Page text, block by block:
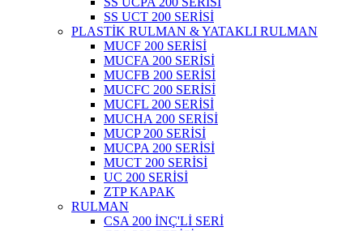
SS UCT 200 SERİSİ
PLASTİK RULMAN & YATAKLI RULMAN
MUCF 200 SERİSİ
MUCFA 200 SERİSİ
MUCFB 200 SERİSİ
MUCFC 200 SERİSİ
MUCFL 200 SERİSİ
MUCHA 200 SERİSİ
MUCP 200 SERİSİ
MUCPA 200 SERİSİ
MUCT 200 SERİSİ
UC 200 SERİSİ
ZTP KAPAK
RULMAN
CSA 200 İNÇ'Lİ SERİ